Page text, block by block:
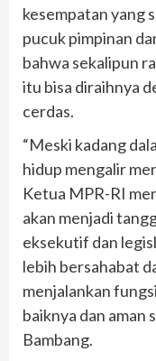
kesempatan yang
pucuk pimpinan
bahwa sekalipun
itu bisa diraihnya
cerdas.
“Meski kadang
hidup mengalir
Ketua MPR-RI
akan menjadi
eksekutif dan
lebih bersahabat
menjalankan
baiknya dan aman
Bambang.